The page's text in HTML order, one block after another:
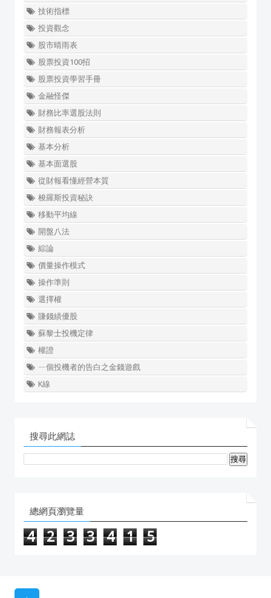
技術指標
投資觀念
股市晴雨表
股票投資100招
股票投資學習手冊
金融怪傑
財務比率選股法則
財務報表分析
基本分析
基本面選股
從財報看懂經營本質
梭羅斯投資秘訣
移動平均線
開盤八法
綜論
價量操作模式
操作準則
選擇權
賺錢績優股
蘇黎士投機定律
權證
ㄧ個投機者的告白之金錢遊戲
K線
搜尋此網誌
總網頁瀏覽量
4 2 3 3 4 1 5